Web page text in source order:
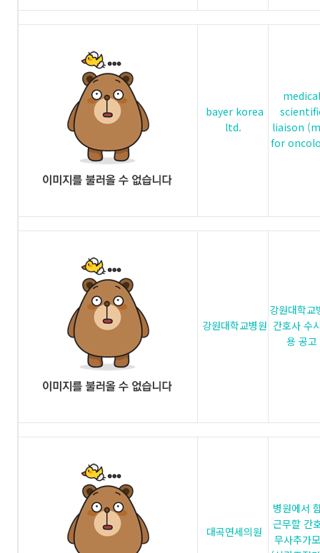
bayer korea
ltd.
medical
liaison
for
강원대학교병원
강원대학교
간호사 수
용 공고
대곡연세의원
병원에서
근무할 간
무사추가